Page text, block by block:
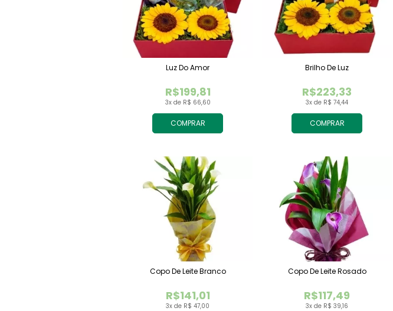
COMPRAR
3x de R$ 66,60
R$199,81
Luz Do Amor
COMPRAR
3x de R$ 74,44
R$223,33
Brilho De Luz
3x de R$ 47,00
R$141,01
Copo De Leite Branco
3x de R$ 39,16
R$117,49
Copo De Leite Rosado